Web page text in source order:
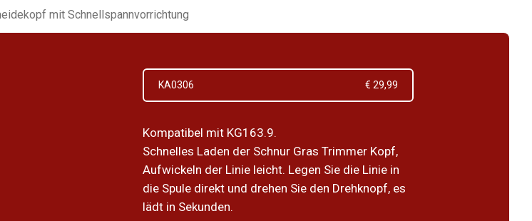
mit Schnellspannvorrichtung
KA0306 € 29,99
Kompatibel mit KG163.9.
Schnelles Laden der Schnur Gras Trimmer Kopf,
Aufwickeln der Linie leicht. Legen Sie die Linie in
die Spule direkt und drehen Sie den Drehknopf, es
lädt in Sekunden.